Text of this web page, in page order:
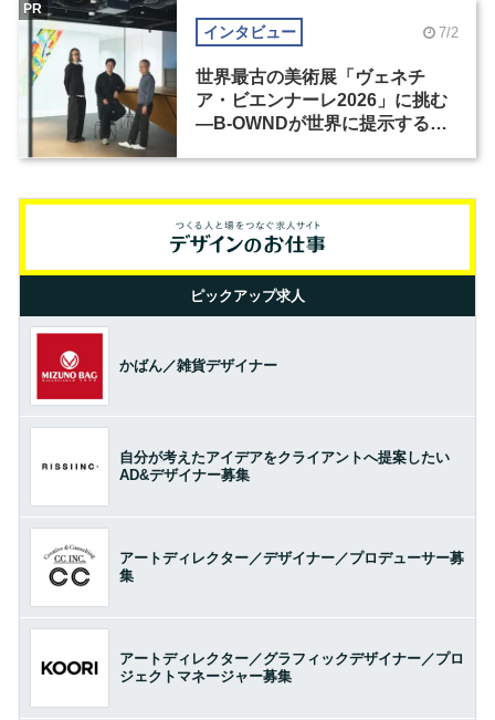
インタビュー 7/2
世界最古の美術展「ヴェネチ
ア・ビエンナーレ2026」に挑む
―B-OWNDが世界に提示する美
PR
ピックアップ求人
かばん／雑貨デザイナー
自分が考えたアイデアをクライアントへ提案したい
AD&デザイナー募集
アートディレクター／デザイナー／プロデューサー募
集
アートディレクター／グラフィックデザイナー／プロ
ジェクトマネージャー募集